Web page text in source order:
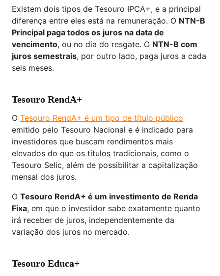
Existem dois tipos de Tesouro IPCA+, e a principal
diferença entre eles está na remuneração. O NTN-B
Principal paga todos os juros na data de
vencimento, ou no dia do resgate. O NTN-B com
juros semestrais, por outro lado, paga juros a cada
seis meses.
Tesouro RendA+
O Tesouro RendA+ é um tipo de título público
emitido pelo Tesouro Nacional e é indicado para
investidores que buscam rendimentos mais
elevados do que os títulos tradicionais, como o
Tesouro Selic, além de possibilitar a capitalização
mensal dos juros.
O Tesouro RendA+ é um investimento de Renda
Fixa, em que o investidor sabe exatamente quanto
irá receber de juros, independentemente da
variação dos juros no mercado.
Tesouro Educa+